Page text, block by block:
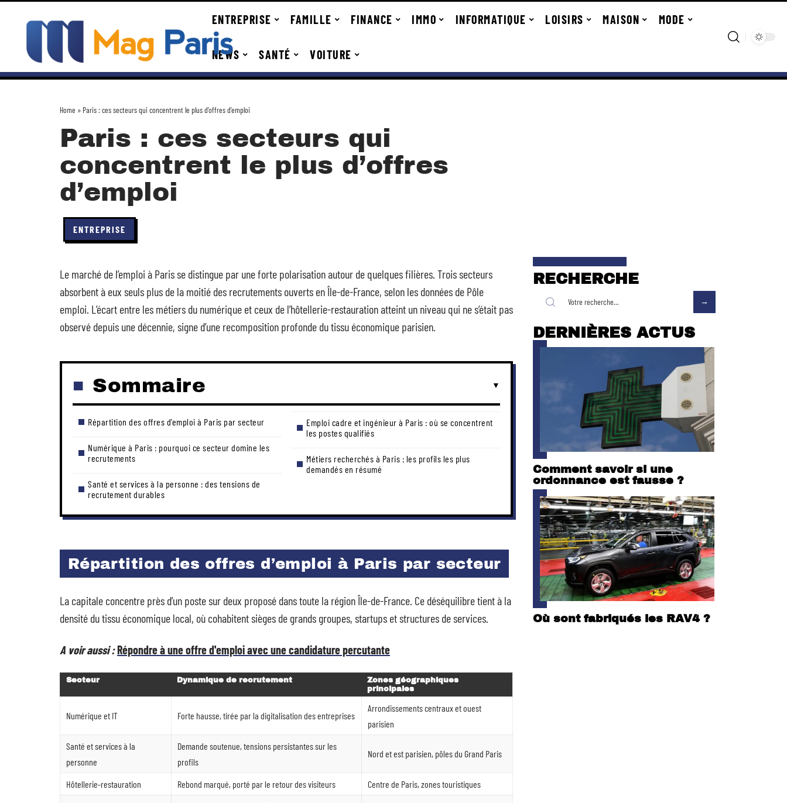
ENTREPRISE FAMILLE FINANCE IMMO INFORMATIQUE LOISIRS MAISON MODE
NEWS SANTÉ VOITURE
Home » Paris : ces secteurs qui concentrent le plus d’offres d’emploi
Paris : ces secteurs qui
concentrent le plus d’offres
d’emploi
ENTREPRISE
Le marché de l’emploi à Paris se distingue par une forte polarisation autour de quelques filières. Trois secteurs
absorbent à eux seuls plus de la moitié des recrutements ouverts en Île-de-France, selon les données de Pôle
emploi. L’écart entre les métiers du numérique et ceux de l’hôtellerie-restauration atteint un niveau qui ne s’était pas
observé depuis une décennie, signe d’une recomposition profonde du tissu économique parisien.
Sommaire
Répartition des offres d’emploi à Paris par secteur
Numérique à Paris : pourquoi ce secteur domine les
recrutements
Santé et services à la personne : des tensions de
recrutement durables
Emploi cadre et ingénieur à Paris : où se concentrent
les postes qualifiés
Métiers recherchés à Paris : les profils les plus
demandés en résumé
Répartition des offres d’emploi à Paris par secteur
La capitale concentre près d’un poste sur deux proposé dans toute la région Île-de-France. Ce déséquilibre tient à la
densité du tissu économique local, où cohabitent sièges de grands groupes, startups et structures de services.
A voir aussi :Répondre à une offre d'emploi avec une candidature percutante
Secteur Dynamique de recrutement
Zones géographiques
principales
Numérique et IT Forte hausse, tirée par la digitalisation des entreprises
Arrondissements centraux et ouest
parisien
Santé et services à la
personne
Demande soutenue, tensions persistantes sur les
profils
Nord et est parisien, pôles du Grand Paris
Hôtellerie-restauration Rebond marqué, porté par le retour des visiteurs Centre de Paris, zones touristiques
RECHERCHE
DERNIÈRES ACTUS
Comment savoir si une
ordonnance est fausse ?
Où sont fabriqués les RAV4 ?